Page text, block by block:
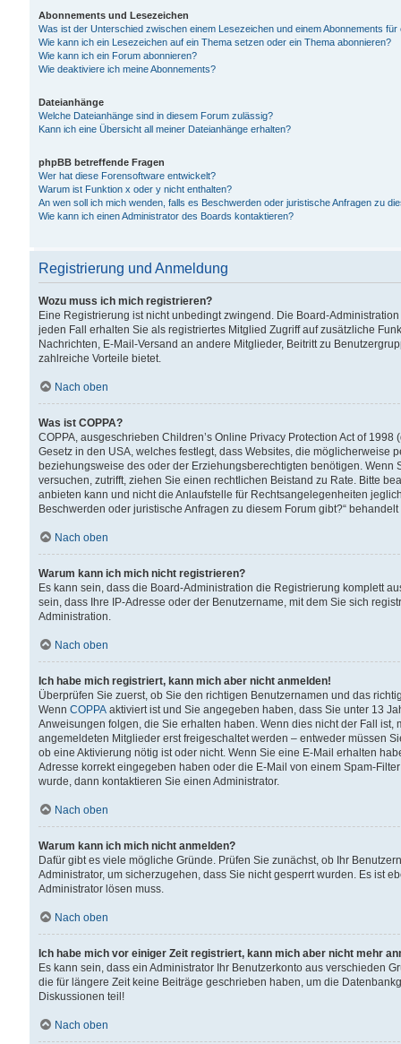
Abonnements und Lesezeichen
Was ist der Unterschied zwischen einem Lesezeichen und einem Abonnements
Wie kann ich ein Lesezeichen auf ein Thema setzen oder ein Thema abonnieren?
Wie kann ich ein Forum abonnieren?
Wie deaktiviere ich meine Abonnements?
Dateianhänge
Welche Dateianhänge sind in diesem Forum zulässig?
Kann ich eine Übersicht all meiner Dateianhänge erhalten?
phpBB betreffende Fragen
Wer hat diese Forensoftware entwickelt?
Warum ist Funktion x oder y nicht enthalten?
An wen soll ich mich wenden, falls es Beschwerden oder juristische Anfragen zu
Wie kann ich einen Administrator des Boards kontaktieren?
Registrierung und Anmeldung
Wozu muss ich mich registrieren?
Eine Registrierung ist nicht unbedingt zwingend. Die Board-
jeden Fall erhalten Sie als registriertes Mitglied Zugriff auf zusätzliche
Nachrichten, E-Mail-Versand an andere Mitglieder, Beitritt zu
zahlreiche Vorteile bietet.
Nach oben
Was ist COPPA?
COPPA, ausgeschrieben Children’s Online Privacy Protection Act of
Gesetz in den USA, welches festlegt, dass Websites, die
beziehungsweise des oder der Erziehungsberechtigten benötigen.
versuchen, zutrifft, ziehen Sie einen rechtlichen Beistand zu Rate. Bitte
anbieten kann und nicht die Anlaufstelle für Rechtsangelegenheiten
Beschwerden oder juristische Anfragen zu diesem Forum gibt?“
Nach oben
Warum kann ich mich nicht registrieren?
Es kann sein, dass die Board-Administration die Registrierung komplett
sein, dass Ihre IP-Adresse oder der Benutzername, mit dem Sie sich
Administration.
Nach oben
Ich habe mich registriert, kann mich aber nicht anmelden!
Überprüfen Sie zuerst, ob Sie den richtigen Benutzernamen und das
Wenn COPPA aktiviert ist und Sie angegeben haben, dass Sie unter 13
Anweisungen folgen, die Sie erhalten haben. Wenn dies nicht der Fall
angemeldeten Mitglieder erst freigeschaltet werden – entweder müssen
ob eine Aktivierung nötig ist oder nicht. Wenn Sie eine E-Mail erhalten
Adresse korrekt eingegeben haben oder die E-Mail von einem Spam-
wurde, dann kontaktieren Sie einen Administrator.
Nach oben
Warum kann ich mich nicht anmelden?
Dafür gibt es viele mögliche Gründe. Prüfen Sie zunächst, ob Ihr
Administrator, um sicherzugehen, dass Sie nicht gesperrt wurden. Es ist
Administrator lösen muss.
Nach oben
Ich habe mich vor einiger Zeit registriert, kann mich aber nicht mehr
Es kann sein, dass ein Administrator Ihr Benutzerkonto aus verschieden
die für längere Zeit keine Beiträge geschrieben haben, um die
Diskussionen teil!
Nach oben